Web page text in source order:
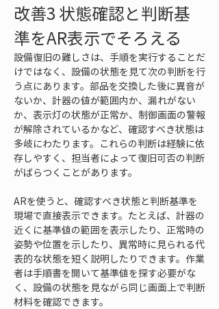
改善3 状態確認と判断基
準をAR表示でそろえる
設備復旧の難しさは、手順を実行することだ
けではなく、設備の状態を見て次の判断を行
う点にあります。部品を交換した後に異音が
ないか、計器の値が範囲内か、漏れがない
か、表示灯の状態が正常か、制御画面の警報
が解除されているかなど、確認すべき状態は
多岐にわたります。これらの判断は経験に依
存しやすく、担当者によって復旧可否の判断
がばらつくことがあります。
ARを使うと、確認すべき状態と判断基準を
現場で直接表示できます。たとえば、計器の
近くに基準値の範囲を表示したり、正常時の
姿勢や位置を示したり、異常時に見られる代
表的な状態を短く説明したりできます。作業
者は手順書を開いて基準値を探す必要がな
く、設備の状態を見ながら同じ画面上で判断
材料を確認できます。